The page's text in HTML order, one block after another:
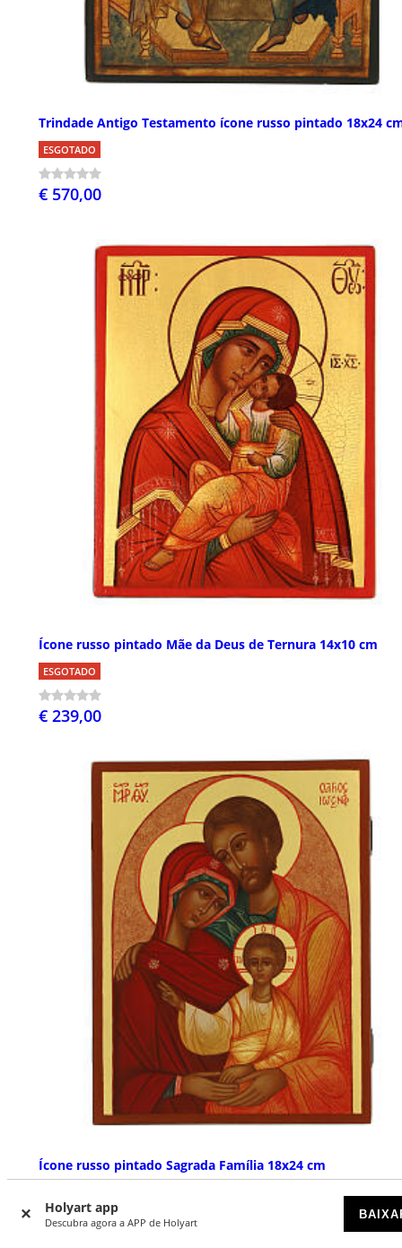
Holyart app
Descubra agora a APP de Holyart
Trindade Antigo Testamento ícone russo pintado 18x24
ESGOTADO
€ 570,00
Ícone russo pintado Mãe da Deus de Ternura 14x10 cm
ESGOTADO
€ 239,00
Ícone russo pintado Sagrada Família 18x24 cm
€ 570,00